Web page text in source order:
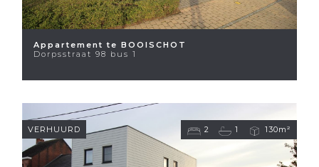
Appartement te BOOISCHOT
Dorpsstraat 98 bus 1
2 1 130m²
VERHUURD